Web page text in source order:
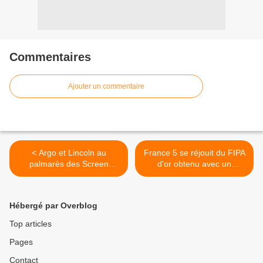
Commentaires
Ajouter un commentaire
< Argo et Lincoln au
palmarès des Screen
Actors Guild Awards.
France 5 se réjouit du FIPA
d'or obtenu avec un
documentaire. >
Hébergé par Overblog
Top articles
Pages
Contact